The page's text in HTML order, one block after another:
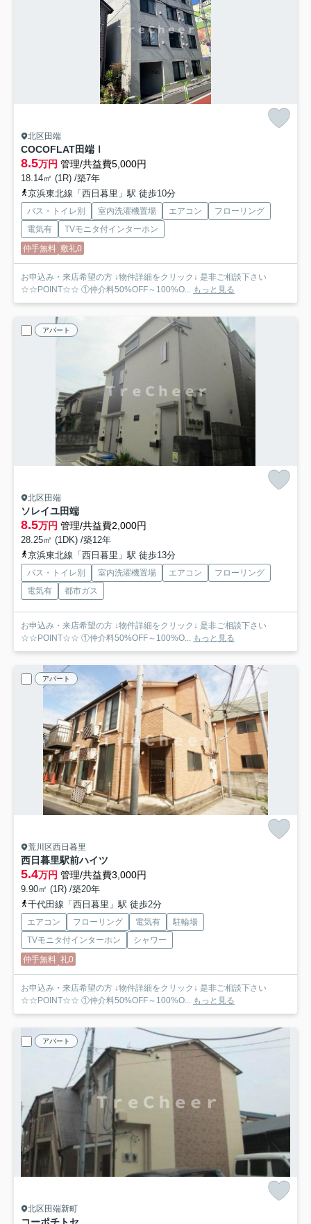
北区田端
COCOFLAT田端Ⅰ
8.5万円 管理/共益費5,000円
18.14㎡ (1R) /築7年
京浜東北線「西日暮里」駅 徒歩10分
バス・トイレ別 室内洗濯機置場 エアコン
フローリング
電気有
TVモニタ付インターホン
仲手無料 敷礼0
お申込み・来店希望の方 ↓物件詳細をクリック↓ 是非ご相談下さい
☆☆POINT☆☆ ①仲介料50%OFF～100%O... もっと見る
アパート
北区田端
ソレイユ田端
8.5万円 管理/共益費2,000円
28.25㎡ (1DK) /築12年
京浜東北線「西日暮里」駅 徒歩13分
バス・トイレ別 室内洗濯機置場 エアコン
フローリング
電気有
都市ガス
お申込み・来店希望の方 ↓物件詳細をクリック↓ 是非ご相談下さい
☆☆POINT☆☆ ①仲介料50%OFF～100%O... もっと見る
アパート
荒川区西日暮里
西日暮里駅前ハイツ
5.4万円 管理/共益費3,000円
9.90㎡ (1R) /築20年
千代田線「西日暮里」駅 徒歩2分
エアコン フローリング 電気有
駐輪場
TVモニタ付インターホン
シャワー
仲手無料 礼0
お申込み・来店希望の方 ↓物件詳細をクリック↓ 是非ご相談下さい
☆☆POINT☆☆ ①仲介料50%OFF～100%O...
もっと見る
アパート
北区田端新町
コーポチトセ